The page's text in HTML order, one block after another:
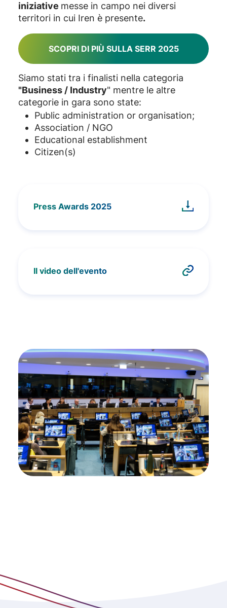
iniziative messe in campo nei diversi
territori in cui Iren è presente.
SCOPRI DI PIÙ SULLA SERR 2025
Siamo stati tra i finalisti nella categoria
"Business / Industry" mentre le altre
categorie in gara sono state:
Public administration or organisation;
Association / NGO
Educational establishment
Citizen(s)
Press Awards 2025
Il video dell'evento